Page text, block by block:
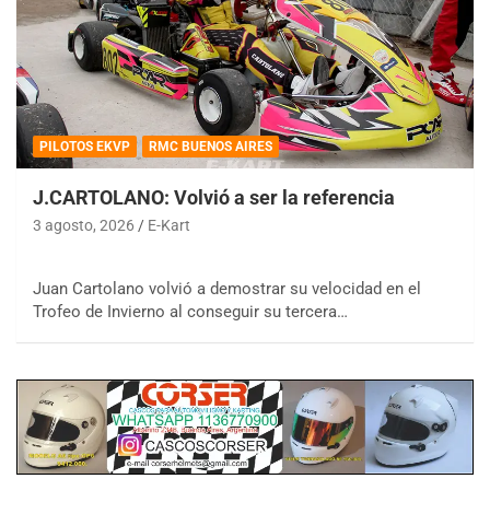
PILOTOS EKVP RMC BUENOS AIRES
J.CARTOLANO: Volvió a ser la referencia
3 agosto, 2026 E-Kart
Juan Cartolano volvió a demostrar su velocidad en el
Trofeo de Invierno al conseguir su tercera…
COBERTURA ESPECIAL DE E-KART.COM.AR
08/09-AGO
Baradero (Buenos Aires)
KDO - F6
Ciudad de Trenque Lauquen (Asfalto)
Trenque Lauquen (Buenos Aires)